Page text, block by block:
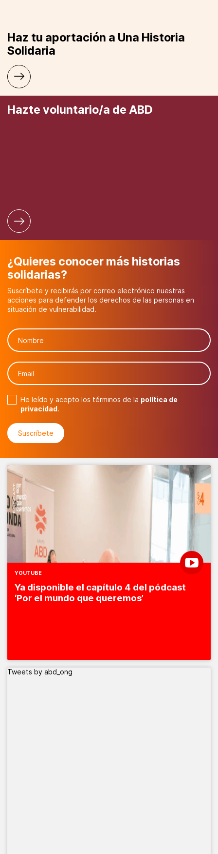
Haz tu aportación a Una Historia
Solidaria
Hazte voluntario/a de ABD
¿Quieres conocer más historias
solidarias?
Suscríbete y recibirás por correo electrónico nuestras
acciones para defender los derechos de las personas en
situación de vulnerabilidad.
He leído y acepto los términos de la política de
privacidad.
YOUTUBE
Ya disponible el capítulo 4 del pódcast
‘Por el mundo que queremos’
Tweets by abd_ong